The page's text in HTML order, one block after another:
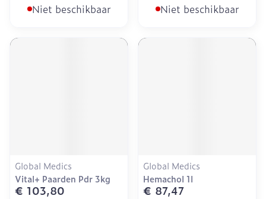
Niet beschikbaar Niet beschikbaar
Global Medics
Vital+ Paarden Pdr 3kg
€ 103,80
Global Medics
Hemachol 1l
€ 87,47